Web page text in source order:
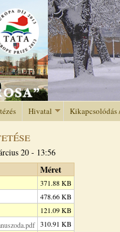
Hivatal Kikapcsolódás
20 - 13:56
Méret
371.88 KB
478.66 KB
121.09 KB
310.91 KB